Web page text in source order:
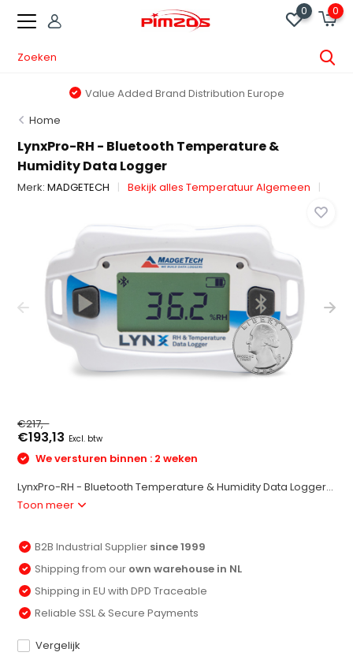
0 0
Value Added Brand Distribution Europe
Home
LynxPro-RH - Bluetooth Temperature &
Humidity Data Logger
Merk:MADGETECH Bekijk alles Temperatuur Algemeen
€217,-
€193,13 Excl. btw
We versturen binnen : 2 weken
LynxPro-RH - Bluetooth Temperature & Humidity Data Logger...
Toon meer
B2B Industrial Supplier since 1999
Shipping from our own warehouse in NL
Shipping in EU with DPD Traceable
Reliable SSL & Secure Payments
Vergelijk